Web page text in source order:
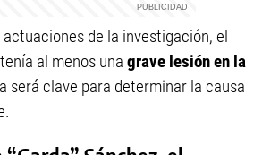
de la investigación, el
al menos una grave lesión en la
será clave para determinar la causa